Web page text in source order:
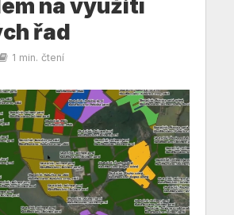
na využití
řad
1 min. čtení